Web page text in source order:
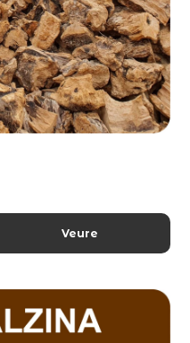
Veure